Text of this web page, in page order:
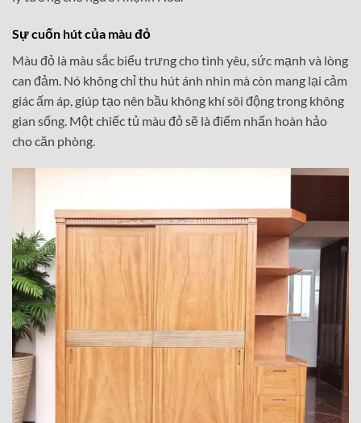
Sự cuốn hút của màu đỏ
Màu đỏ là màu sắc biểu trưng cho tình yêu, sức mạnh và lòng
can đảm. Nó không chỉ thu hút ánh nhìn mà còn mang lại cảm
giác ấm áp, giúp tạo nên bầu không khí sôi động trong không
gian sống. Một chiếc tủ màu đỏ sẽ là điểm nhấn hoàn hảo
cho căn phòng.